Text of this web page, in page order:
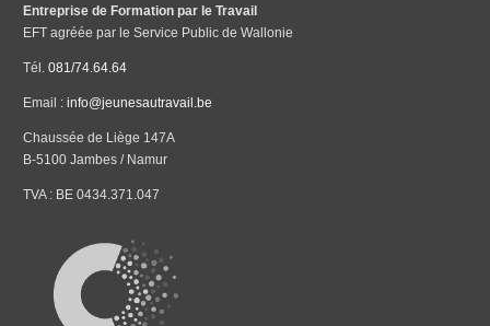
Entreprise de Formation par le Travail
EFT agréée par le Service Public de Wallonie
Tél.081/74.64.64
Email :info@jeunesautravail.be
Chaussée de Liège 147A
B-5100 Jambes / Namur
TVA : BE 0434.371.047